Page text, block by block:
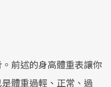
前述的身高體重表讓你
體重過輕、正常、過